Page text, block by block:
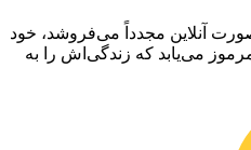
مجدداً می‌فروشد، خود
که زندگی‌اش را به